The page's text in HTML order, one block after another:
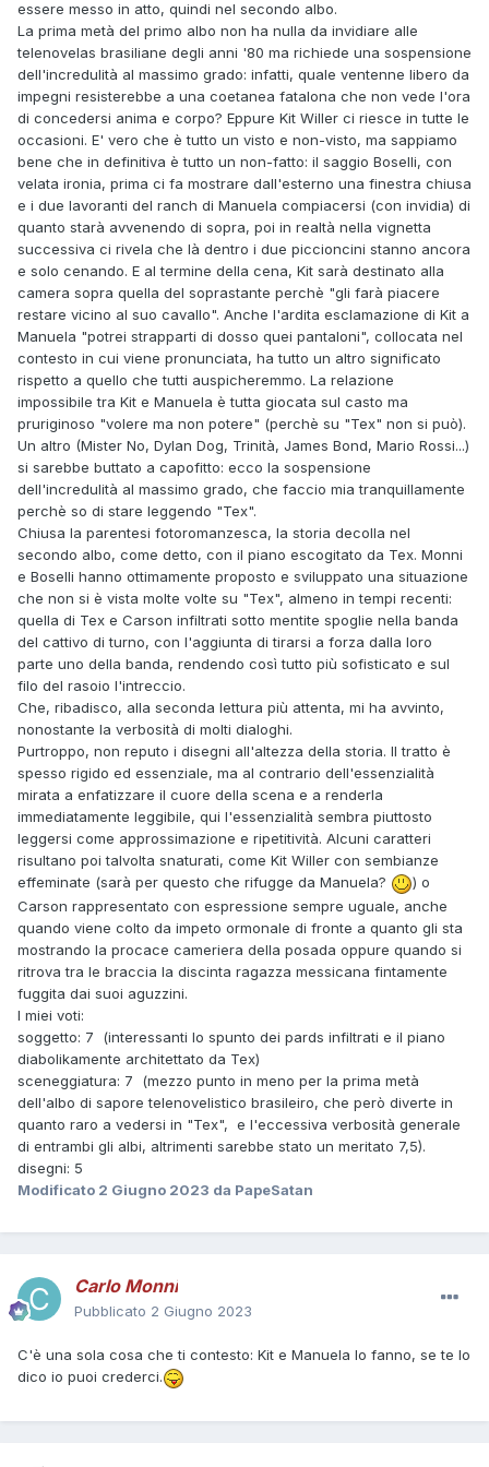
Un'altra considerazione: ne I due rivali, Manuela Montoya a
mio parere era il personaggio nettamente meno
interessante. Molto più riuscito quel gentiluomo (senza
ironia) del padre, o il bandito di mezza tacca che rapisce la
ragazza. Lì quest'ultima era solo un pretesto, e tutto questo
grande amore francamente non l'ho visto. La personalità,
invero scialba, della Manuela di Glb qui viene, a detta di
qualcuno, stravolta con la figura di una donna libera,
indipendente, altezzosa e mutevole: ma meno male! dico io,
che una tale metamorfosi c'è stata. La ragazza qui ha
qualcosa da dire, mette del pepe, per quanto anch'io non
abbia per nulla apprezzato la pantomima di lei semisvestita
con Don Pedro in stato di ebbrezza coatta (scena che ho
trovato sgradevole); è comunque un personaggio forte, e la
cosa non si spiega necessariamente con un'eresia di
Monni/Boselli rispetto all'originale bonelliano, quanto
piuttosto con una evoluzione e maturazione di una donna
che, nel giro di due anni, si ritrova orfana di entrambi i
genitori e proprietaria di un grande ranch minacciato dalla
cupidigia di un ranchero vicino. È una donna ferita dalla
vita, sia per il doppio lutto che per la storia d'amore finita
male con Kit di qualche tempo prima, che deve aver
lasciato pesanti cicatrici nel suo animo, che non può più
essere quello della dolce fanciulla.
In conclusione, ho trovato Manuela abbastanza
convincente (meglio questo personaggio che quello insipido
glbonelliano) coinvolta però in una trama che non gira in
maniera fluida, forse perché troppo asservita al ritorno della
bella ranchera.
Al netto di questo, complimenti a Carlo per essere entrato a
far parte di quell'autentica leggenda che sono gli autori di
Tex!
essere messo in atto, quindi nel secondo albo.
La prima metà del primo albo non ha nulla da invidiare alle
telenovelas brasiliane degli anni '80 ma richiede una sospensione
dell'incredulità al massimo grado: infatti, quale ventenne libero da
impegni resisterebbe a una coetanea fatalona che non vede l'ora
di concedersi anima e corpo? Eppure Kit Willer ci riesce in tutte le
occasioni. E' vero che è tutto un visto e non-visto, ma sappiamo
bene che in definitiva è tutto un non-fatto: il saggio Boselli, con
velata ironia, prima ci fa mostrare dall'esterno una finestra chiusa
e i due lavoranti del ranch di Manuela compiacersi (con invidia) di
quanto starà avvenendo di sopra, poi in realtà nella vignetta
successiva ci rivela che là dentro i due piccioncini stanno ancora
e solo cenando. E al termine della cena, Kit sarà destinato alla
camera sopra quella del soprastante perchè "gli farà piacere
restare vicino al suo cavallo". Anche l'ardita esclamazione di Kit a
Manuela "potrei strapparti di dosso quei pantaloni", collocata nel
contesto in cui viene pronunciata, ha tutto un altro significato
rispetto a quello che tutti auspicheremmo. La relazione
impossibile tra Kit e Manuela è tutta giocata sul casto ma
pruriginoso "volere ma non potere" (perchè su "Tex" non si può).
Un altro (Mister No, Dylan Dog, Trinità, James Bond, Mario Rossi...)
si sarebbe buttato a capofitto: ecco la sospensione
dell'incredulità al massimo grado, che faccio mia tranquillamente
perchè so di stare leggendo "Tex".
Chiusa la parentesi fotoromanzesca, la storia decolla nel
secondo albo, come detto, con il piano escogitato da Tex. Monni
e Boselli hanno ottimamente proposto e sviluppato una situazione
che non si è vista molte volte su "Tex", almeno in tempi recenti:
quella di Tex e Carson infiltrati sotto mentite spoglie nella banda
del cattivo di turno, con l'aggiunta di tirarsi a forza dalla loro
parte uno della banda, rendendo così tutto più sofisticato e sul
filo del rasoio l'intreccio.
Che, ribadisco, alla seconda lettura più attenta, mi ha avvinto,
nonostante la verbosità di molti dialoghi.
Purtroppo, non reputo i disegni all'altezza della storia. Il tratto è
spesso rigido ed essenziale, ma al contrario dell'essenzialità
mirata a enfatizzare il cuore della scena e a renderla
immediatamente leggibile, qui l'essenzialità sembra piuttosto
leggersi come approssimazione e ripetitività. Alcuni caratteri
risultano poi talvolta snaturati, come Kit Willer con sembianze
effeminate (sarà per questo che rifugge da Manuela?
) o
Carson rappresentato con espressione sempre uguale, anche
quando viene colto da impeto ormonale di fronte a quanto gli sta
mostrando la procace cameriera della posada oppure quando si
ritrova tra le braccia la discinta ragazza messicana fintamente
fuggita dai suoi aguzzini.
I miei voti:
soggetto: 7 (interessanti lo spunto dei pards infiltrati e il piano
diabolikamente architettato da Tex)
sceneggiatura: 7 (mezzo punto in meno per la prima metà
dell'albo di sapore telenovelistico brasileiro, che però diverte in
quanto raro a vedersi in "Tex", e l'eccessiva verbosità generale
di entrambi gli albi, altrimenti sarebbe stato un meritato 7,5).
disegni: 5
Modificato 2 Giugno 2023 da PapeSatan
Carlo Monni
Pubblicato 2 Giugno 2023
C'è una sola cosa che ti contesto: Kit e Manuela lo fanno, se te lo
dico io puoi crederci.